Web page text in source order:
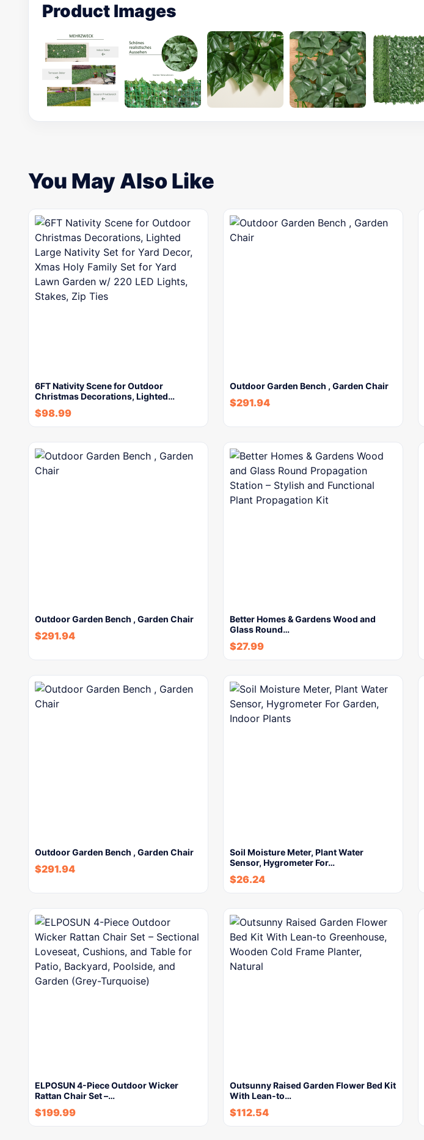
Product Images
You May Also Like
6FT Nativity Scene for Outdoor
Christmas Decorations, Lighted…
$98.99
Outdoor Garden Bench , Garden Chair
$291.94
Outdoor Garden Bench , Garden Chair
$291.94
Better Homes & Gardens Wood and
Glass Round…
$27.99
Outdoor Garden Bench , Garden Chair
$291.94
Soil Moisture Meter, Plant Water
Sensor, Hygrometer For…
$26.24
ELPOSUN 4-Piece Outdoor Wicker
Rattan Chair Set –…
$199.99
Outsunny Raised Garden Flower Bed Kit
With Lean-to…
$112.54